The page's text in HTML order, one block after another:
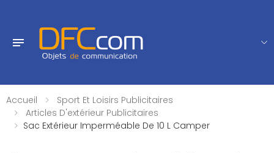
Accueil
Sport Et Loisirs Publicitaires
Articles D'extérieur Publicitaires
Sac Extérieur Imperméable De 10 L Camper